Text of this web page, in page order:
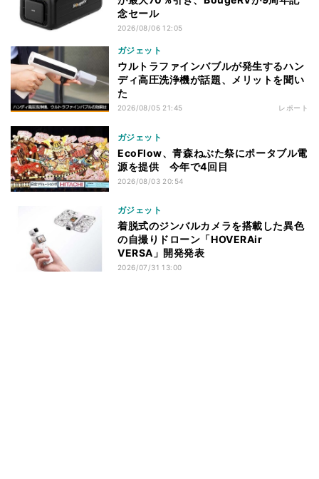
念セール
2026/08/06 12:05
ガジェット
ウルトラファインバブルが発生するハン
ディ高圧洗浄機が話題、メリットを聞い
た
2026/08/05 21:45 レポート
ガジェット
EcoFlow、青森ねぶた祭にポータブル電
源を提供 今年で4回目
2026/08/03 20:54
ガジェット
着脱式のジンバルカメラを搭載した異色
の自撮りドローン「HOVERAir
VERSA」開発発表
2026/07/31 13:00